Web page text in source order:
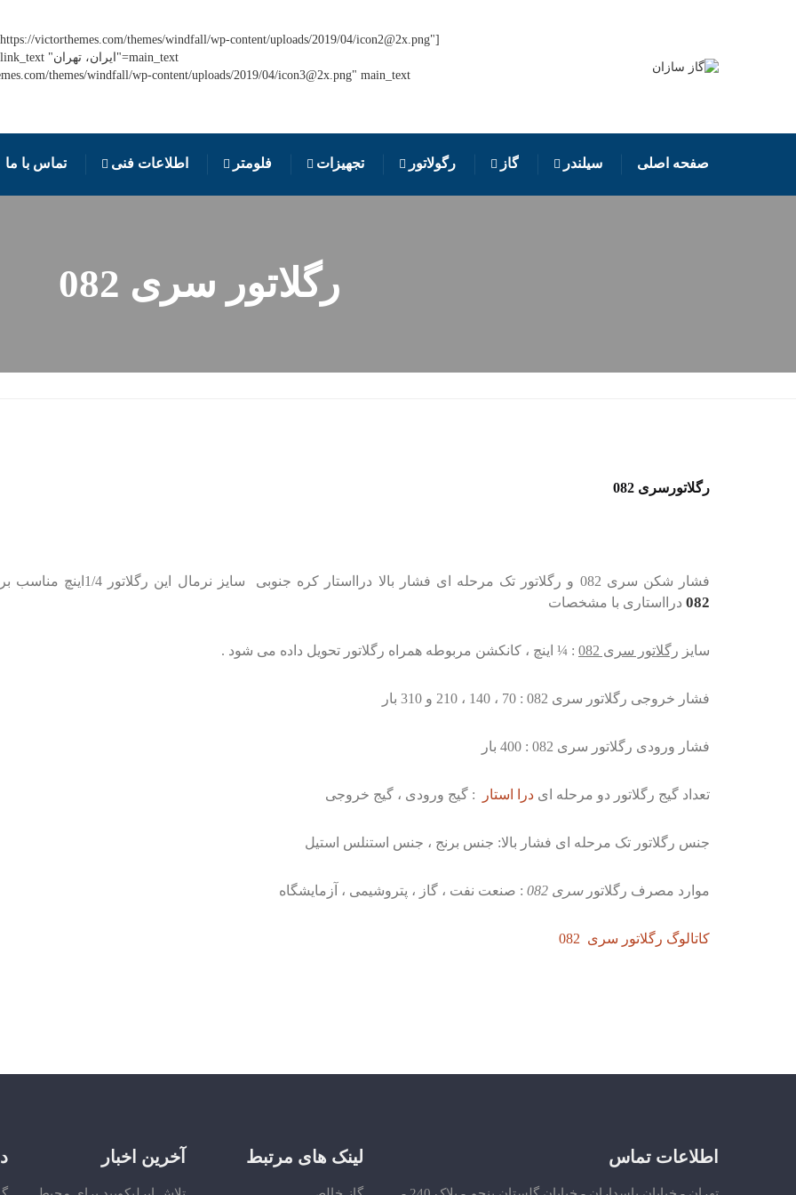
victorthemes.com/themes/windfall/wp-content/uploads/2019/04/icon2@2x.png"
صفحه اصلی سیلندر گاز رگولاتور تجهیزات فلومتر اطلاعات فنی تماس با ما
رگلاتور سری 082
رگلاتورسری 082
فشار شکن سری 082 و رگلاتور تک مرحله ای فشار بالا درااستار کره جنوبی سایز نرمال این رگلاتور 1/4اینچ مناسب برای سرکپسول طراحی شده است. رگلاتور
082 درااستاری با مشخصات
سایز رگلاتور سری 082 : ¼ اینچ ، کانکشن مربوطه همراه رگلاتور تحویل داده می شود .
فشار خروجی رگلاتور سری 082 : 70 ، 140 ، 210 و 310 بار
فشار ورودی رگلاتور سری 082 : 400 بار
تعداد گیج رگلاتور دو مرحله ای درا استار : گیج ورودی ، گیج خروجی
جنس رگلاتور تک مرحله ای فشار بالا: جنس برنج ، جنس استنلس استیل
موارد مصرف رگلاتورسری 082 : صنعت نفت ، گاز ، پتروشیمی ، آزمایشگاه
کاتالوگ رگلاتور سری 082
اطلاعات تماس لینک های مرتبط آخرین اخبار